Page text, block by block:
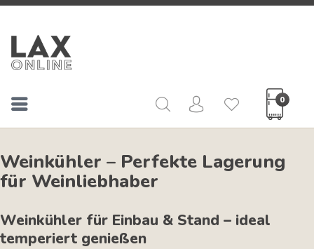
0
Weinkühler – Perfekte Lagerung
für Weinliebhaber
Weinkühler für Einbau & Stand – ideal
temperiert genießen